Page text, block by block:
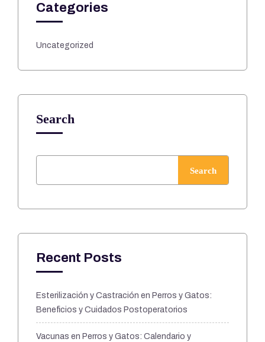
Categories
Uncategorized
Search
Search
Recent Posts
Esterilización y Castración en Perros y Gatos:
Beneficios y Cuidados Postoperatorios
Vacunas en Perros y Gatos: Calendario y